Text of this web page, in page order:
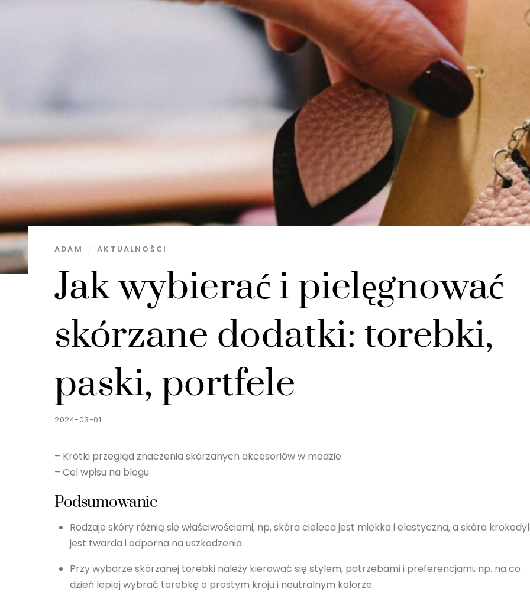
2024-03-01
Jak wybierać i pielęgnować
skórzane dodatki: torebki,
paski, portfele
ADAM AKTUALNOŚCI
– Krótki przegląd znaczenia skórzanych akcesoriów w modzie
– Cel wpisu na blogu
Podsumowanie
Rodzaje skóry różnią się właściwościami, np. skóra cielęca jest miękka i elastyczna, a skóra
jest twarda i odporna na uszkodzenia.
Przy wyborze skórzanej torebki należy kierować się stylem, potrzebami i preferencjami, np. na co
dzień lepiej wybrać torebkę o prostym kroju i neutralnym kolorze.